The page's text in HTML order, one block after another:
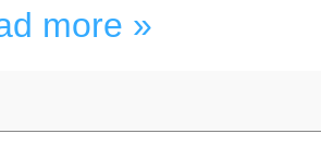
more »